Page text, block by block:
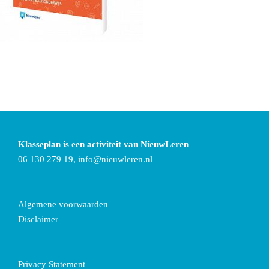
Klasseplan is een activiteit van NieuwLeren
06 130 279 19, info@nieuwleren.nl
Algemene voorwaarden
Disclaimer
Privacy Statement